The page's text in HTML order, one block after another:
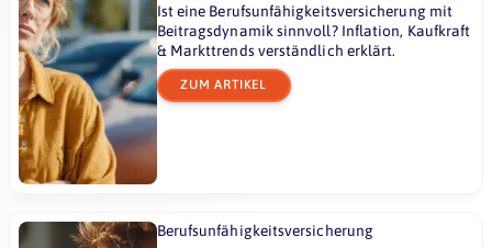
Ist eine Berufsunfähigkeitsversicherung mit
Beitragsdynamik sinnvoll? Inflation, Kaufkraft
& Markttrends verständlich erklärt.
ZUM ARTIKEL
Berufsunfähigkeitsversicherung